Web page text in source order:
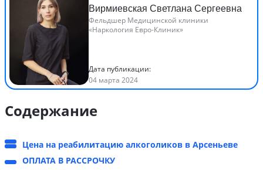
Вирмиевская Светлана Сергеевна
Фельдшер Медицинской клиники
«Наркология Евро-Клиник»
Дата публикации:
04 марта 2024
Содержание
Цена на реабилитацию алкоголиков в Арсеньеве
ОПЛАТА В РАССРОЧКУ